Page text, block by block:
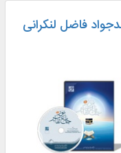
فاضل لنکرانی